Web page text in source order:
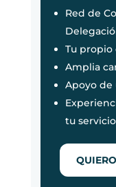
Red de
Tu propio
Amplia
Apoyo de
tu